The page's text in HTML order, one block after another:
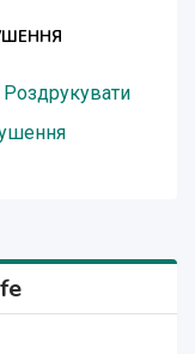
Роздрукувати